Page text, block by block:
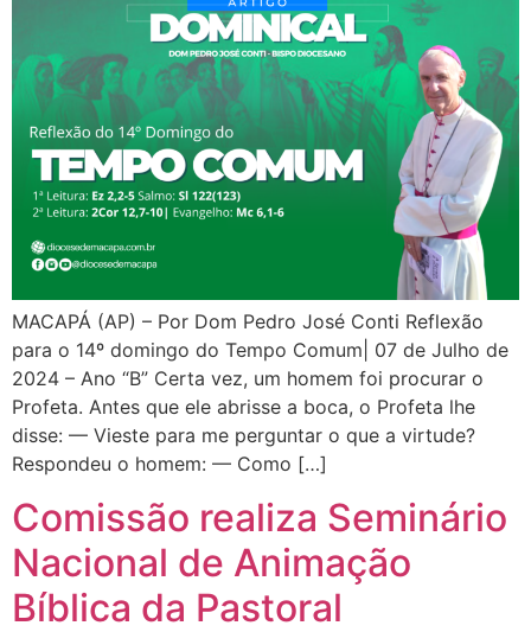
MACAPÁ (AP) – Por Dom Pedro José Conti Reflexão
para o 14º domingo do Tempo Comum| 07 de Julho de
2024 – Ano “B” Certa vez, um homem foi procurar o
Profeta. Antes que ele abrisse a boca, o Profeta lhe
disse: — Vieste para me perguntar o que a virtude?
Respondeu o homem: — Como […]
Comissão realiza Seminário
Nacional de Animação
Bíblica da Pastoral